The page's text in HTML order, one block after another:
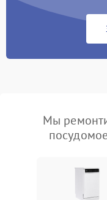
Мы